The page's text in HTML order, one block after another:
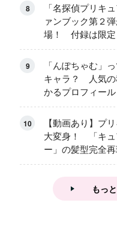
8
「名探偵プリキ
ァンブック第２
場！ 付録は限定
ュアマコトジュ
アアルカナ・シャ
イスver.」 キュ
ールを大特集！
9
「んぽちゃむ」
キャラ？ 人気の
かるプロフィー
とめ
10
【動画あり】プ
大変身！ 「キュ
ー」の髪型完全再
もっ